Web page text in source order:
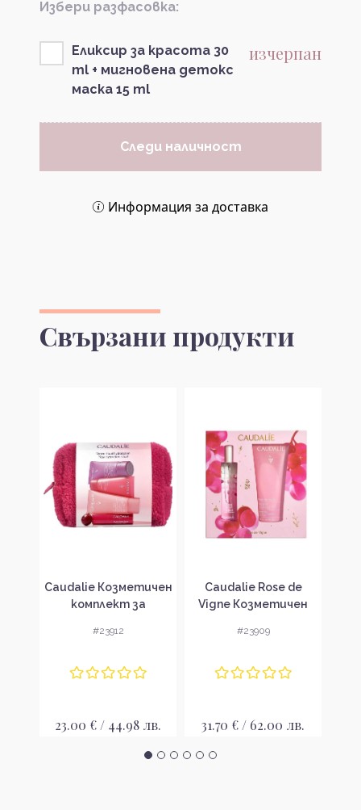
Избери разфасовка:
Еликсир за красота 30
ml + мигновена детокс
маска 15 ml
изчерпан
Следи наличност
Информация за доставка
Свързани продукти
Caudalie Козметичен
комплект за
зимата
#23912
23.00 € / 44.98 лв.
Caudalie Rose de
Vigne Козметичен
#23909
31.70 € / 62.00 лв.